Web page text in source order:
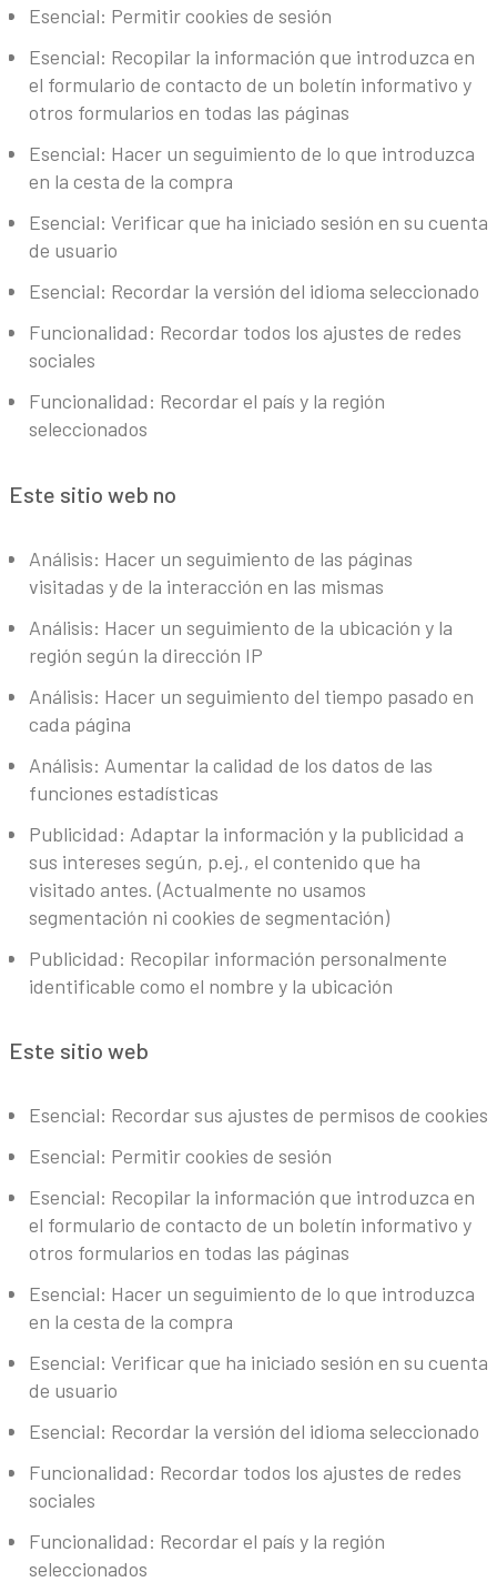
Esencial: Permitir cookies de sesión
Esencial: Recopilar la información que introduzca en
el formulario de contacto de un boletín informativo y
otros formularios en todas las páginas
Esencial: Hacer un seguimiento de lo que introduzca
en la cesta de la compra
Esencial: Verificar que ha iniciado sesión en su cuenta
de usuario
Esencial: Recordar la versión del idioma seleccionado
Funcionalidad: Recordar todos los ajustes de redes
sociales
Funcionalidad: Recordar el país y la región
seleccionados
Este sitio web no
Análisis: Hacer un seguimiento de las páginas
visitadas y de la interacción en las mismas
Análisis: Hacer un seguimiento de la ubicación y la
región según la dirección IP
Análisis: Hacer un seguimiento del tiempo pasado en
cada página
Análisis: Aumentar la calidad de los datos de las
funciones estadísticas
Publicidad: Adaptar la información y la publicidad a
sus intereses según, p.ej., el contenido que ha
visitado antes. (Actualmente no usamos
segmentación ni cookies de segmentación)
Publicidad: Recopilar información personalmente
identificable como el nombre y la ubicación
Este sitio web
Esencial: Recordar sus ajustes de permisos de cookies
Esencial: Permitir cookies de sesión
Esencial: Recopilar la información que introduzca en
el formulario de contacto de un boletín informativo y
otros formularios en todas las páginas
Esencial: Hacer un seguimiento de lo que introduzca
en la cesta de la compra
Esencial: Verificar que ha iniciado sesión en su cuenta
de usuario
Esencial: Recordar la versión del idioma seleccionado
Funcionalidad: Recordar todos los ajustes de redes
sociales
Funcionalidad: Recordar el país y la región
seleccionados